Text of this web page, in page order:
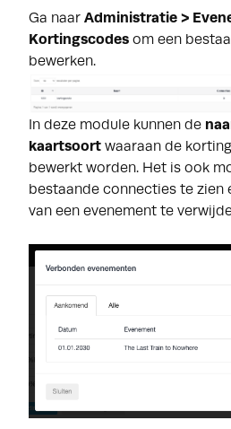
Ga naar Administratie >
Kortingscodes om een
bewerken.
In deze module kunnen de
kaartsoort waaraan de
bewerkt worden. Het is ook
bestaande connecties te zien
van een evenement te